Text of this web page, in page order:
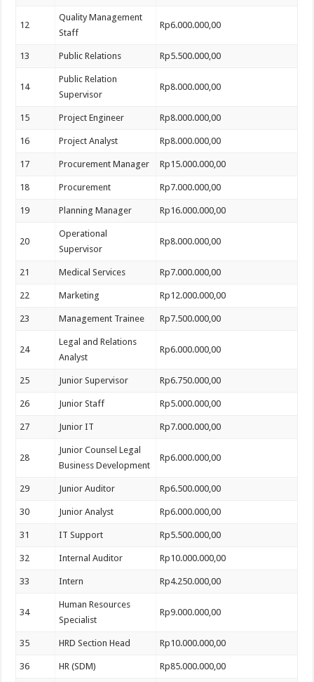
12
Quality Management
Staff
Rp6.000.000,00
13 Public Relations Rp5.500.000,00
14
Public Relation
Supervisor
Rp8.000.000,00
15 Project Engineer Rp8.000.000,00
16 Project Analyst Rp8.000.000,00
17 Procurement Manager Rp15.000.000,00
18 Procurement Rp7.000.000,00
19 Planning Manager Rp16.000.000,00
20
Operational
Supervisor
Rp8.000.000,00
21 Medical Services Rp7.000.000,00
22 Marketing Rp12.000.000,00
23 Management Trainee Rp7.500.000,00
24
Legal and Relations
Analyst
Rp6.000.000,00
25 Junior Supervisor Rp6.750.000,00
26 Junior Staff Rp5.000.000,00
27 Junior IT Rp7.000.000,00
28
Junior Counsel Legal
Business Development
Rp6.000.000,00
29 Junior Auditor Rp6.500.000,00
30 Junior Analyst Rp6.000.000,00
31 IT Support Rp5.500.000,00
32 Internal Auditor Rp10.000.000,00
33 Intern Rp4.250.000,00
34
Human Resources
Specialist
Rp9.000.000,00
35 HRD Section Head Rp10.000.000,00
36 HR (SDM) Rp85.000.000,00